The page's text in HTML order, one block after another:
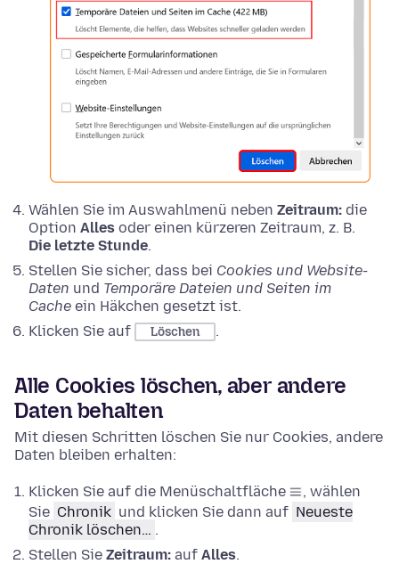
Wählen Sie im Auswahlmenü neben Zeitraum: die
Option Alles oder einen kürzeren Zeitraum, z. B.
Die letzte Stunde.
Stellen Sie sicher, dass bei Cookies und Website-
Daten und Temporäre Dateien und Seiten im
Cache ein Häkchen gesetzt ist.
Klicken Sie auf
Löschen .
Alle Cookies löschen, aber andere
Daten behalten
Mit diesen Schritten löschen Sie nur Cookies, andere
Daten bleiben erhalten:
Klicken Sie auf die Menüschaltfläche
, wählen
Sie Chronik und klicken Sie dann auf Neueste
Chronik löschen… .
Stellen Sie Zeitraum: auf Alles.